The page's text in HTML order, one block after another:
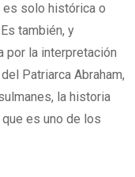
es solo histórica o
también, y
por la interpretación
Patriarca Abraham,
la historia
es uno de los